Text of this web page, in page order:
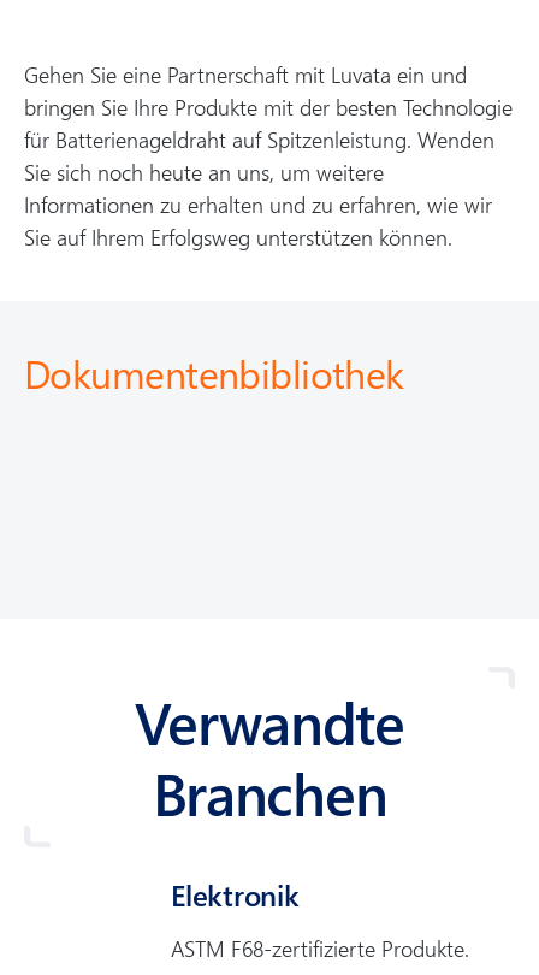
Gehen Sie eine Partnerschaft mit Luvata ein und
bringen Sie Ihre Produkte mit der besten Technologie
für Batterienageldraht auf Spitzenleistung. Wenden
Sie sich noch heute an uns, um weitere
Informationen zu erhalten und zu erfahren, wie wir
Sie auf Ihrem Erfolgsweg unterstützen können.
Dokumentenbibliothek
Verwandte
Branchen
Elektronik
ASTM F68-zertifizierte Produkte.